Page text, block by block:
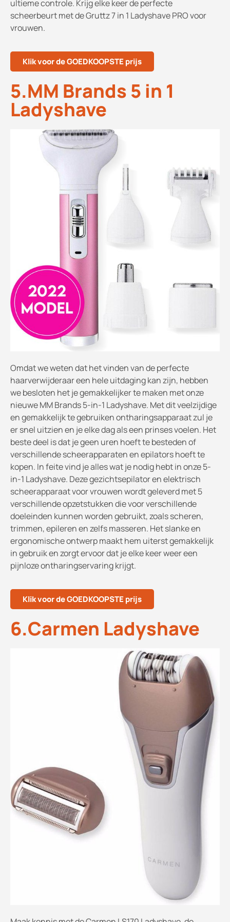
ultieme controle. Krijg elke keer de perfecte
scheerbeurt met de Gruttz 7 in 1 Ladyshave PRO voor
vrouwen.
Klik voor de GOEDKOOPSTE prijs
5.MM Brands 5 in 1
Ladyshave
Omdat we weten dat het vinden van de perfecte
haarverwijderaar een hele uitdaging kan zijn, hebben
we besloten het je gemakkelijker te maken met onze
nieuwe MM Brands 5-in-1 Ladyshave. Met dit veelzijdige
en gemakkelijk te gebruiken ontharingsapparaat zul je
er snel uitzien en je elke dag als een prinses voelen. Het
beste deel is dat je geen uren hoeft te besteden of
verschillende scheerapparaten en epilators hoeft te
kopen. In feite vind je alles wat je nodig hebt in onze 5-
in-1 Ladyshave. Deze gezichtsepilator en elektrisch
scheerapparaat voor vrouwen wordt geleverd met 5
verschillende opzetstukken die voor verschillende
doeleinden kunnen worden gebruikt, zoals scheren,
trimmen, epileren en zelfs masseren. Het slanke en
ergonomische ontwerp maakt hem uiterst gemakkelijk
in gebruik en zorgt ervoor dat je elke keer weer een
pijnloze ontharingservaring krijgt.
Klik voor de GOEDKOOPSTE prijs
6.Carmen Ladyshave